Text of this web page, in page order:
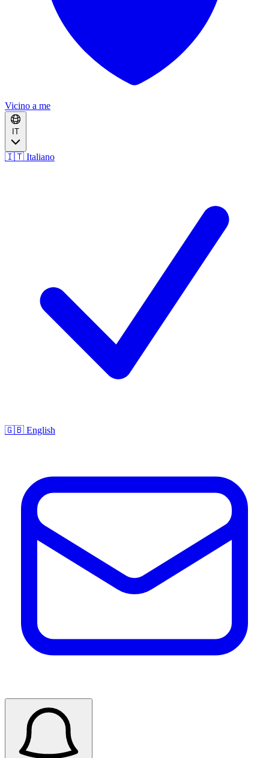
Vicino a me
IT
🇮🇹 Italiano
🇬🇧 English